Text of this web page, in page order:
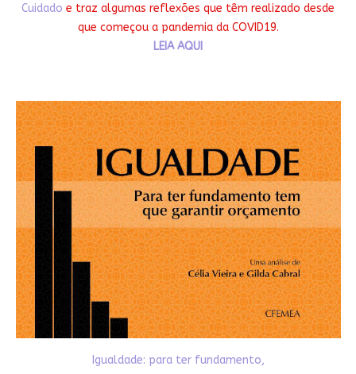
Cuidado e traz algumas reflexões que têm realizado desde
que começou a pandemia da COVID19.
LEIA AQUI
Igualdade: para ter fundamento,